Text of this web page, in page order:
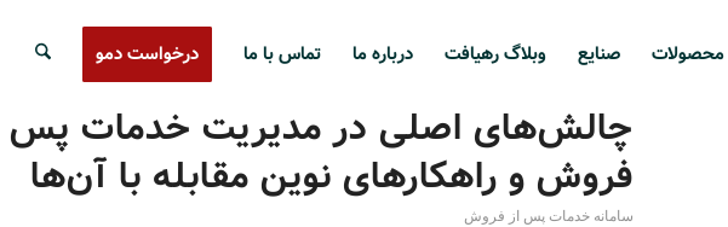
محصولات صنایع وبلاگ رهیافت درباره ما تماس با ما درخواست دمو
چالش‌های اصلی در مدیریت خدمات پس
فروش و راهکارهای نوین مقابله با آن‌ها
سامانه خدمات پس از فروش